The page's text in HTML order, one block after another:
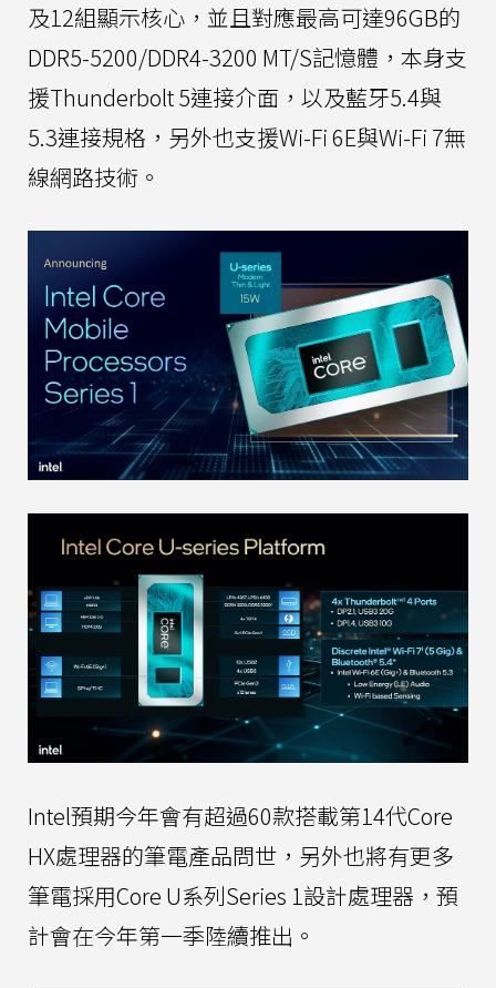
及12組顯示核心，並且對應最高可達96GB的
DDR5-5200/DDR4-3200 MT/S記憶體，本身支
援Thunderbolt 5連接介面，以及藍牙5.4與
5.3連接規格，另外也支援Wi-Fi 6E與Wi-Fi 7無
線網路技術。
Intel預期今年會有超過60款搭載第14代Core
HX處理器的筆電產品問世，另外也將有更多
筆電採用Core U系列Series 1設計處理器，預
計會在今年第一季陸續推出。